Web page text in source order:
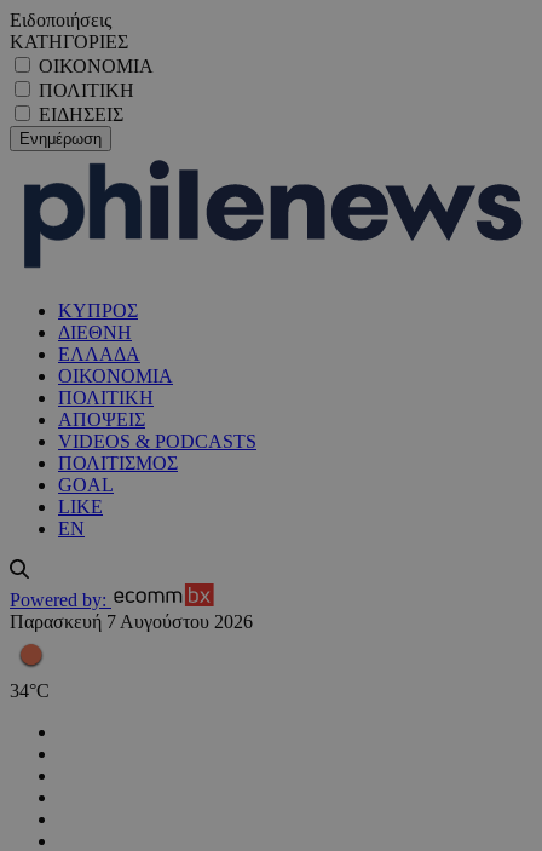
Ειδοποιήσεις
ΚΑΤΗΓΟΡΙΕΣ
ΟΙΚΟΝΟΜΙΑ
ΠΟΛΙΤΙΚΗ
ΕΙΔΗΣΕΙΣ
ΚΥΠΡΟΣ
ΔΙΕΘΝΗ
ΕΛΛΑΔΑ
ΟΙΚΟΝΟΜΙΑ
ΠΟΛΙΤΙΚΗ
ΑΠΟΨΕΙΣ
VIDEOS & PODCASTS
ΠΟΛΙΤΙΣΜΟΣ
GOAL
LIKE
EN
Powered by:
Παρασκευή 7 Αυγούστου 2026
34°C